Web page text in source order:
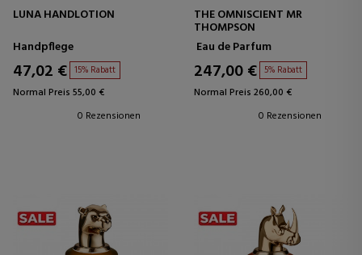
LUNA HANDLOTION
Handpflege
47,02 € 15% Rabatt
Normal Preis 55,00 €
0 Rezensionen
THE OMNISCIENT MR
THOMPSON
Eau de Parfum
247,00 € 5% Rabatt
Normal Preis 260,00 €
0 Rezensionen